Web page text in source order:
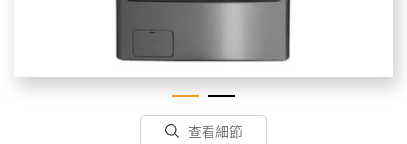
查看細節